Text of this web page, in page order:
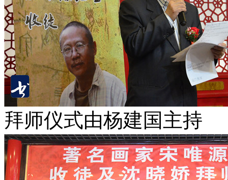
拜师仪式由杨建国主持